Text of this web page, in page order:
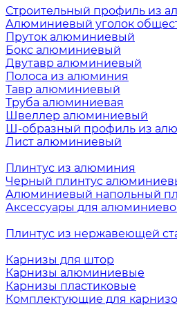
Строительный профиль из
Алюминиевый уголок
Пруток алюминиевый
Бокс алюминиевый
Двутавр алюминиевый
Полоса из алюминия
Тавр алюминиевый
Труба алюминиевая
Швеллер алюминиевый
Ш-образный профиль из
Лист алюминиевый
Плинтус из алюминия
Черный плинтус
Алюминиевый напольный
Аксессуары для
Плинтус из нержавеющей
Карнизы для штор
Карнизы алюминиевые
Карнизы пластиковые
Комплектующие для